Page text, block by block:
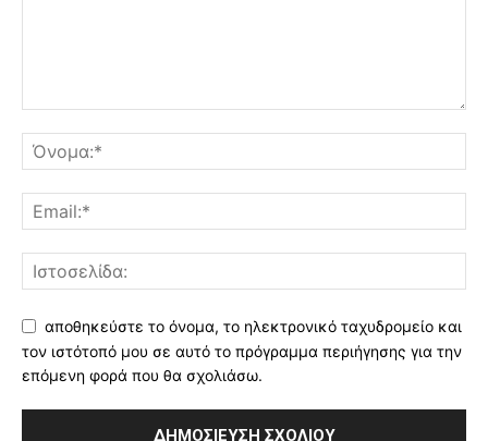
αποθηκεύστε το όνομα, το ηλεκτρονικό ταχυδρομείο και
τον ιστότοπό μου σε αυτό το πρόγραμμα περιήγησης για την
επόμενη φορά που θα σχολιάσω.